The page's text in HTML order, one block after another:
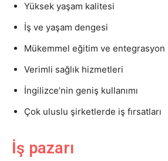
Yüksek yaşam kalitesi
İş ve yaşam dengesi
Mükemmel eğitim ve entegrasyon
Verimli sağlık hizmetleri
İngilizce’nin geniş kullanımı
Çok uluslu şirketlerde iş fırsatları
İş pazarı